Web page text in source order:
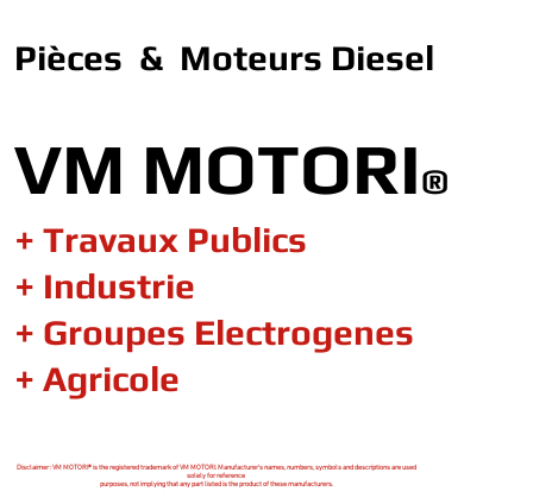
Pièces & Moteurs Diesel
VM MOTORI®
+ Travaux Publics
+ Industrie
+ Groupes Electrogenes
+ Agricole
Disclaimer : VM MOTORI® is the registered trademark of VM MOTORI. Manufacturer's names, numbers, symbols and descriptions are used
solely for reference
purposes, not implying that any part listed is the product of these manufacturers.